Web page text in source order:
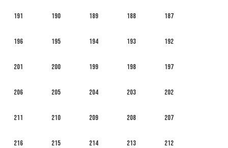
187
188
189
190
191
192
193
194
195
196
197
198
199
200
201
202
203
204
205
206
207
208
209
210
211
212
213
214
215
216